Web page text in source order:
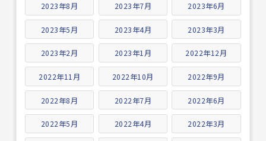
2023年8月 2023年7月 2023年6月
2023年5月 2023年4月 2023年3月
2023年2月 2023年1月 2022年12月
2022年11月 2022年10月 2022年9月
2022年8月 2022年7月 2022年6月
2022年5月 2022年4月 2022年3月